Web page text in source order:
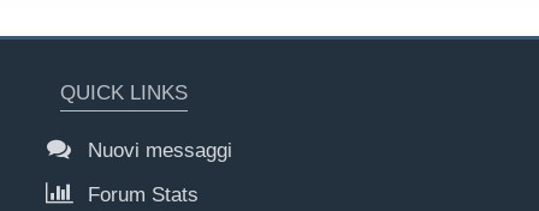
QUICK LINKS
Nuovi messaggi
Forum Stats